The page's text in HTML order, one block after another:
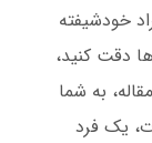
خودشیفته
دقت کنید،
به شما
یک فرد